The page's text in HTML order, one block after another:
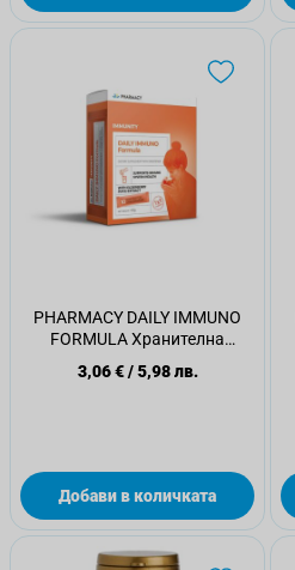
PHARMACY DAILY IMMUNO
FORMULA Хранителна
добавка, 10 сашета
3,06 €/5,98 лв.
Добави в количката